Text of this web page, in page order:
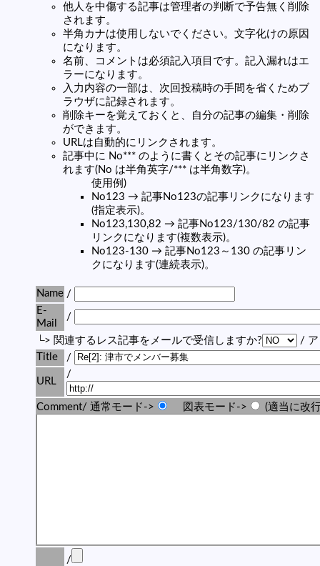
他人を中傷する記事は管理者の判断で予告無く削除
されます。
半角カナは使用しないでください。文字化けの原因
になります。
名前、コメントは必須記入項目です。記入漏れはエ
ラーになります。
入力内容の一部は、次回投稿時の手間を省くためブ
ラウザに記録されます。
削除キーを覚えておくと、自分の記事の編集・削除
ができます。
URLは自動的にリンクされます。
記事中に No*** のように書くとその記事にリンクさ
れます(No は半角英字/*** は半角数字)。
使用例)
No123 → 記事No123の記事リンクになります
(指定表示)。
No123,130,82 → 記事No123/130/82 の記事
リンクになります(複数表示)。
No123-130 → 記事No123～130 の記事リン
クになります(連続表示)。
Name /
E-
Mail
/
└> 関連するレス記事をメールで受信しますか?
/ ア
Title
/
URL
/
Comment/ 通常モード-> 図表モード-> (適当に改
/